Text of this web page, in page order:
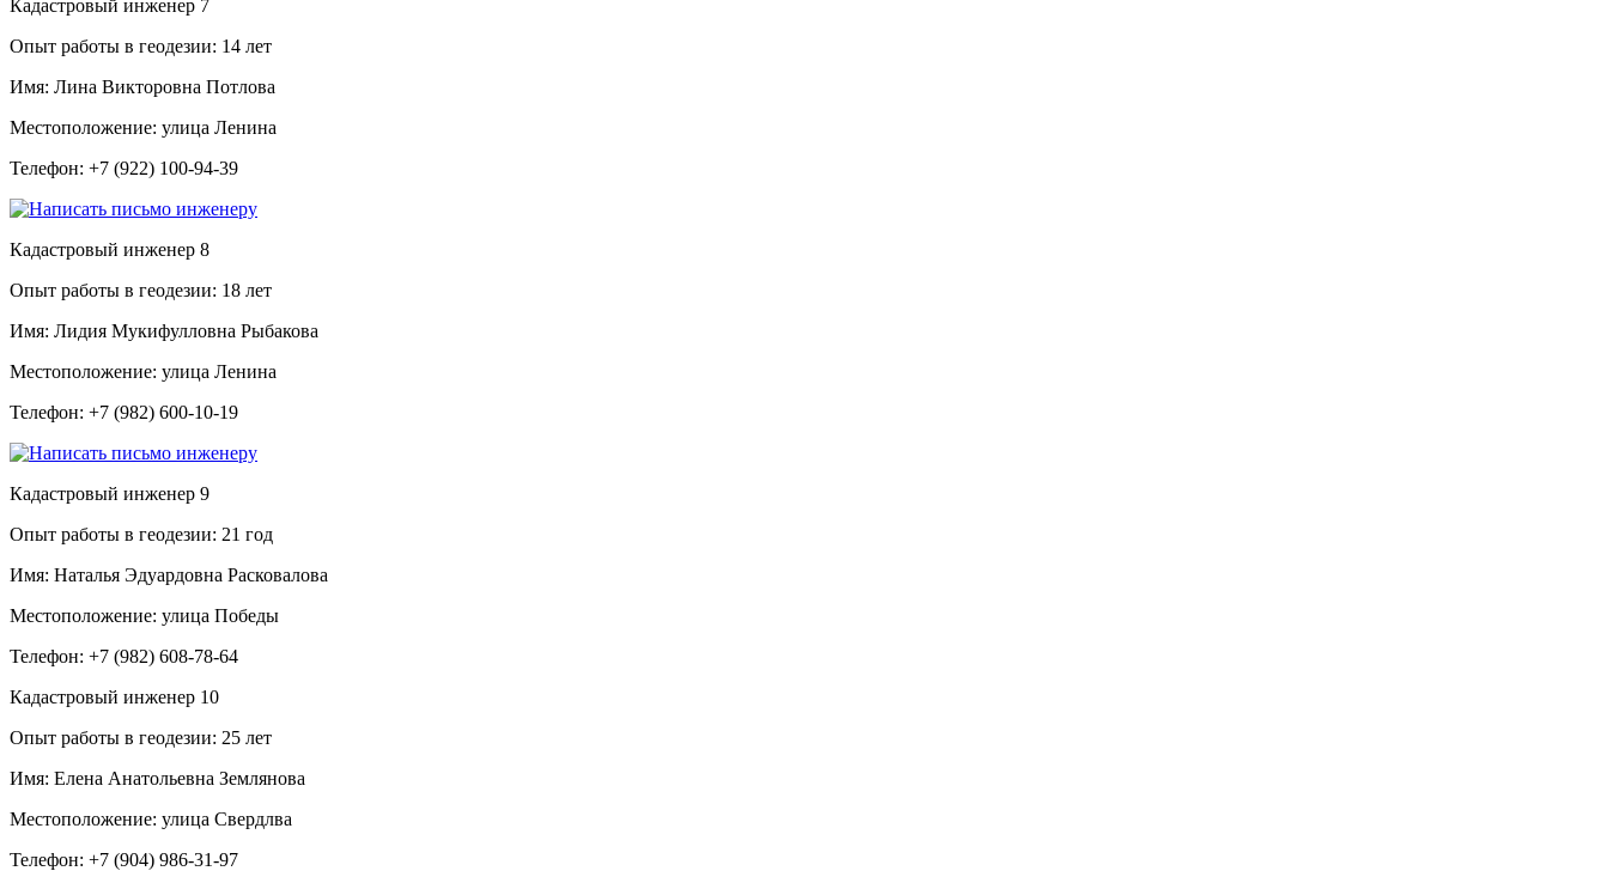
Кадастровый инженер 7
Опыт работы в геодезии: 14 лет
Имя: Лина Викторовна Потлова
Местоположение: улица Ленина
Телефон: +7 (922) 100-94-39
Кадастровый инженер 8
Опыт работы в геодезии: 18 лет
Имя: Лидия Мукифулловна Рыбакова
Местоположение: улица Ленина
Телефон: +7 (982) 600-10-19
Кадастровый инженер 9
Опыт работы в геодезии: 21 год
Имя: Наталья Эдуардовна Расковалова
Местоположение: улица Победы
Телефон: +7 (982) 608-78-64
Кадастровый инженер 10
Опыт работы в геодезии: 25 лет
Имя: Елена Анатольевна Землянова
Местоположение: улица Свердлва
Телефон: +7 (904) 986-31-97